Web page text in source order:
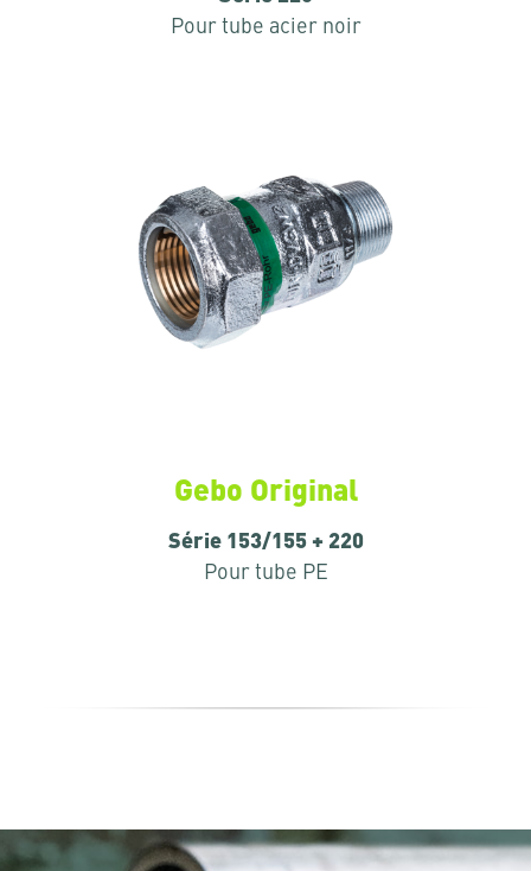
Pour tube acier noir
Gebo Original
Série 153/155 + 220
Pour tube PE